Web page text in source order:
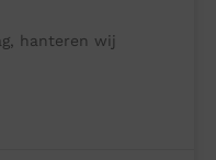
hanteren wij